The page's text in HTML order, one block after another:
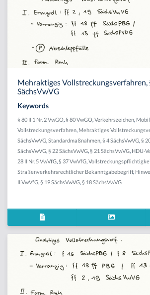
Mehraktiges Vollstreckungsverfahren,
SächsVwVG
Keywords
§ 80 II 1 Nr. 2 VwGO § 80 VwGO Verkehrszeichen
Vollstreckungsverfahren Mehraktiges
SächsVwVG Standardmaßnahmen § 4 SächsVwVG §
SächsVwVG § 22 SächsVwVG § 21 SächsVwVG HDU-
28 II Nr. 5 VwVfG § 37 VwVfG
Straßenverkehrsrechtlicher Bekanntgabebegriff,
II VwVfG § 19 SächsVwVG § 18 SächsVwVG